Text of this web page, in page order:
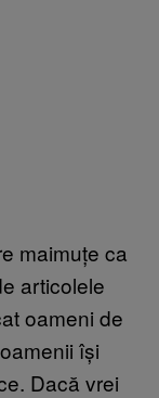
maimuțe ca
articolele
oameni de
își
Dacă vrei